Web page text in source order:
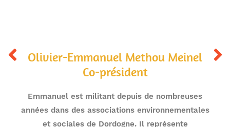
Olivier-Emmanuel Methou Meinel
Co-président
Emmanuel est militant depuis de nombreuses
années dans des associations environnementales
et sociales de Dordogne. Il représente